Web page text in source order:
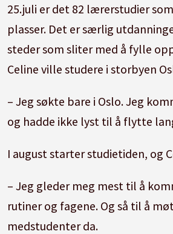
25.juli er det 82 lærerstudier
plasser. Det er særlig
steder som sliter med å fylle
Celine ville studere i storbyen
– Jeg søkte bare i Oslo. Jeg
og hadde ikke lyst til å flytte
I august starter studietiden, og
– Jeg gleder meg mest til å
rutiner og fagene. Og så til å
medstudenter da.